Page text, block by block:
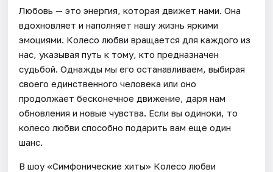
Любовь — это энергия, которая движет нами. Она
вдохновляет и наполняет нашу жизнь яркими
эмоциями. Колесо любви вращается для каждого из
нас, указывая путь к тому, кто предназначен
судьбой. Однажды мы его останавливаем, выбирая
своего единственного человека или оно
продолжает бесконечное движение, даря нам
обновления и новые чувства. Если вы одиноки, то
колесо любви способно подарить вам еще один
шанс.
В шоу «Симфонические хиты» Колесо любви